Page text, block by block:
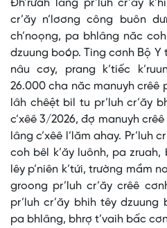
Đh’rưah lâng pr’luh cr’ăy
cr’ăy n’lơơng công buôn
ch’noọng, pa bhlâng năc
dzuung boóp. Ting cơnh Bộ Y
nâu cơy, prang k’tiếc
26.000 cha năc manuyh crêê
lâh chêệt bil tu pr’luh cr’ăy
c’xêê 3/2026, đợ manuyh
lâng c’xêê l’lăm ahay. Pr’luh
coh bêl k’ăy luônh, pa zruah,
lêy p’niên k’tứi, trường mầm
groong pr’luh cr’ăy crêê
pr’luh cr’ăy bhih têy
pa bhlâng, bhrợ t’vaih bấc